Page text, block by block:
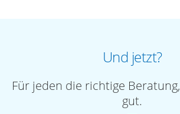
Und jetzt?
Für jeden die richtige
gut.